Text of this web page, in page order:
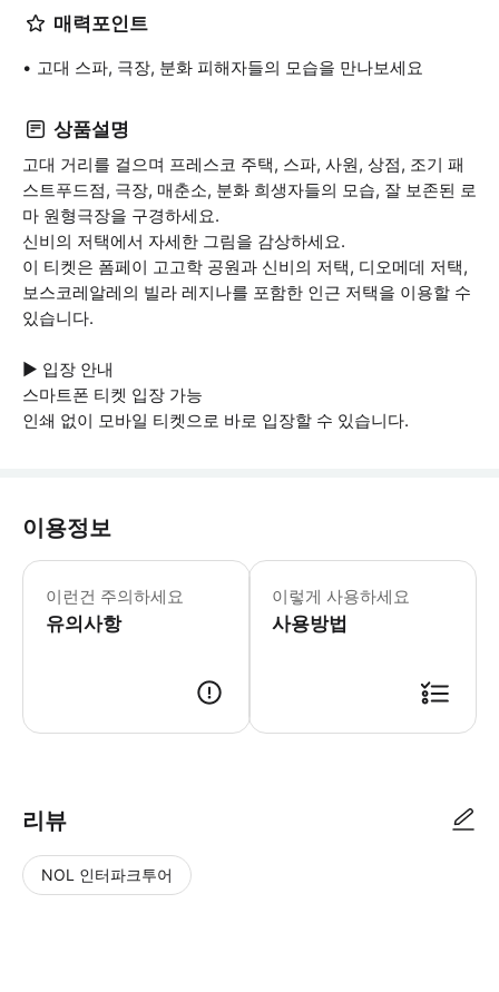
매력포인트
고대 스파, 극장, 분화 피해자들의 모습을 만나보세요
상품설명
고대 거리를 걸으며 프레스코 주택, 스파, 사원, 상점, 조기 패
스트푸드점, 극장, 매춘소, 분화 희생자들의 모습, 잘 보존된 로
마 원형극장을 구경하세요.
신비의 저택에서 자세한 그림을 감상하세요.
이 티켓은 폼페이 고고학 공원과 신비의 저택, 디오메데 저택,
보스코레알레의 빌라 레지나를 포함한 인근 저택을 이용할 수
있습니다.
▶ 입장 안내
스마트폰 티켓 입장 가능
인쇄 없이 모바일 티켓으로 바로 입장할 수 있습니다.
이용정보
이런건 주의하세요
유의사항
▶ 꼭 알아두세요 * 편안한 신발 착용
이렇게 사용하세요
사용방법
리뷰
NOL 인터파크투어